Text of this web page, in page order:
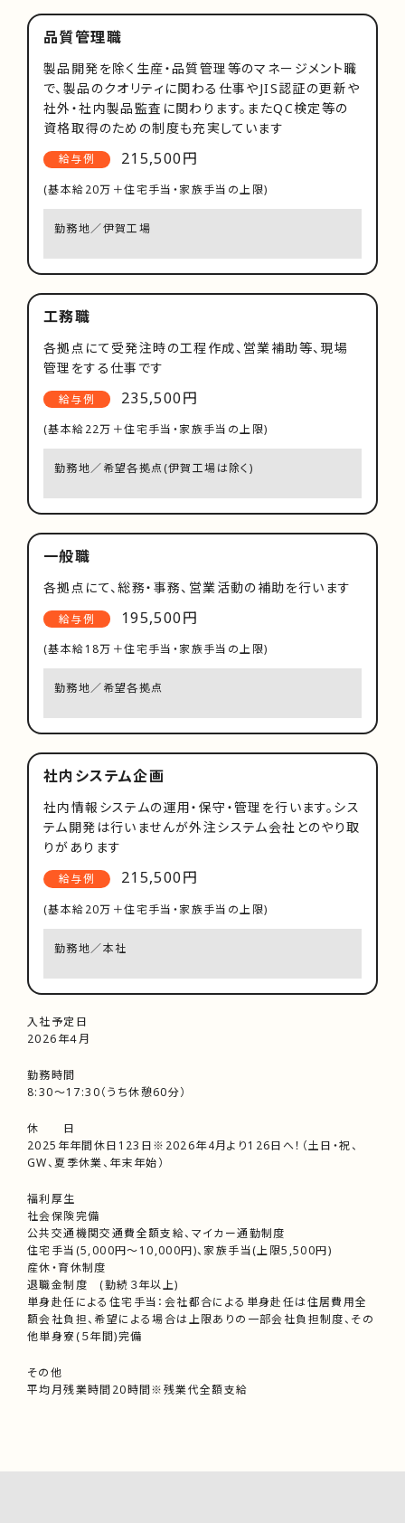
品質管理職
製品開発を除く生産・品質管理等のマネージメント職
で、製品のクオリティに関わる仕事やJIS認証の更新や
社外・社内製品監査に関わります。またQC検定等の
資格取得のための制度も充実しています
給与例 215,500円
(基本給20万＋住宅手当・家族手当の上限)
勤務地／伊賀工場
工務職
各拠点にて受発注時の工程作成、営業補助等、現場
管理をする仕事です
給与例 235,500円
(基本給22万＋住宅手当・家族手当の上限)
勤務地／希望各拠点(伊賀工場は除く)
一般職
各拠点にて、総務・事務、営業活動の補助を行います
給与例 195,500円
(基本給18万＋住宅手当・家族手当の上限)
勤務地／希望各拠点
社内システム企画
社内情報システムの運用・保守・管理を行います。シス
テム開発は行いませんが外注システム会社とのやり取
りがあります
給与例 215,500円
(基本給20万＋住宅手当・家族手当の上限)
勤務地／本社
入社予定日
2026年４月
勤務時間
8:30～17:30（うち休憩60分）
休 日
2025年年間休日123日※2026年4月より126日へ！（土日・祝、
GW、夏季休業、年末年始）
福利厚生
社会保険完備
公共交通機関交通費全額支給、マイカー通勤制度
住宅手当(5,000円～10,000円)、家族手当(上限5,500円)
産休・育休制度
退職金制度 (勤続３年以上)
単身赴任による住宅手当：会社都合による単身赴任は住居費用全
額会社負担、希望による場合は上限ありの一部会社負担制度、その
他単身寮(５年間)完備
その他
平均月残業時間20時間※残業代全額支給